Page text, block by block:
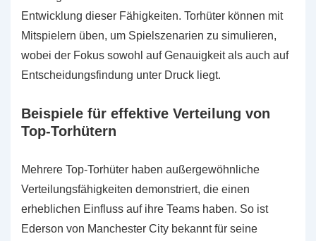
Entwicklung dieser Fähigkeiten. Torhüter können mit
Mitspielern üben, um Spielszenarien zu simulieren,
wobei der Fokus sowohl auf Genauigkeit als auch auf
Entscheidungsfindung unter Druck liegt.
Beispiele für effektive Verteilung von
Top-Torhütern
Mehrere Top-Torhüter haben außergewöhnliche
Verteilungsfähigkeiten demonstriert, die einen
erheblichen Einfluss auf ihre Teams haben. So ist
Ederson von Manchester City bekannt für seine